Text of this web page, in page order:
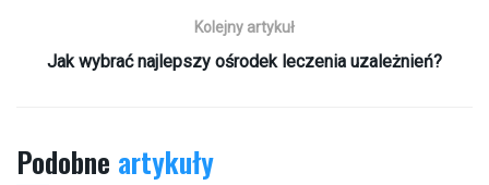
Kolejny artykuł
Jak wybrać najlepszy ośrodek leczenia uzależnień?
Podobne artykuły